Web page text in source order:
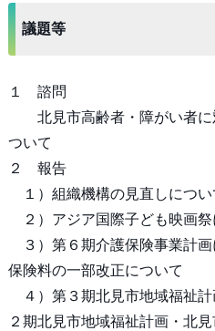
議題等
１ 諮問
北見市高齢者・障がい者に
ついて
２ 報告
１）組織機構の見直しについ
２）アジア国際子ども映画祭
３）第６期介護保険事業計
保険料の一部改正について
４）第３期北見市地域福祉
２期北見市地域福祉計画・北